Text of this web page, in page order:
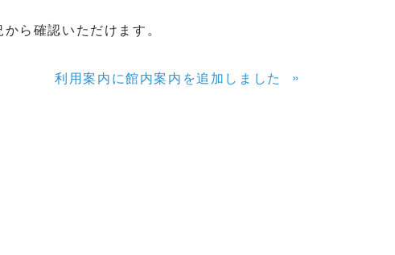
ら確認いただけます。
利用案内に館内案内を追加しました »